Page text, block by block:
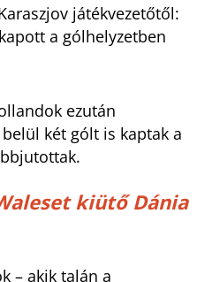
játékvezetőtől:
a gólhelyzetben
ezután
két gólt is kaptak a
kiütő Dánia
– akik talán a